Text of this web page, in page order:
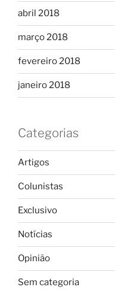
abril 2018
março 2018
fevereiro 2018
janeiro 2018
Categorias
Artigos
Colunistas
Exclusivo
Notícias
Opinião
Sem categoria